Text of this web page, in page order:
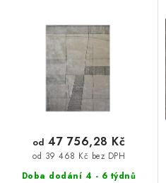
Doba dodání 4 - 6 týdnů
od 39 468 Kč bez DPH
od 47 756,28 Kč